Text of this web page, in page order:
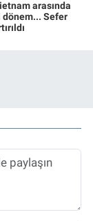
arasında
dönem... Sefer